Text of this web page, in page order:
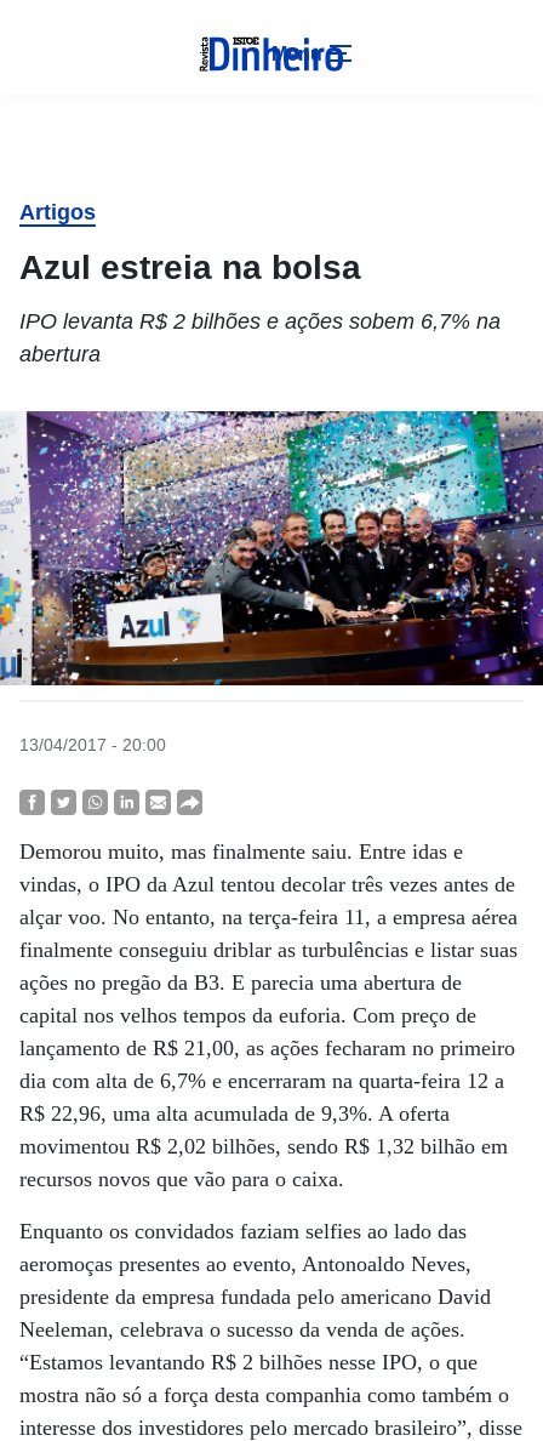
Menu
Artigos
Azul estreia na bolsa
IPO levanta R$ 2 bilhões e ações sobem 6,7% na
abertura
13/04/2017 - 20:00
Demorou muito, mas finalmente saiu. Entre idas e
vindas, o IPO da Azul tentou decolar três vezes antes de
alçar voo. No entanto, na terça-feira 11, a empresa aérea
finalmente conseguiu driblar as turbulências e listar suas
ações no pregão da B3. E parecia uma abertura de
capital nos velhos tempos da euforia. Com preço de
lançamento de R$ 21,00, as ações fecharam no primeiro
dia com alta de 6,7% e encerraram na quarta-feira 12 a
R$ 22,96, uma alta acumulada de 9,3%. A oferta
movimentou R$ 2,02 bilhões, sendo R$ 1,32 bilhão em
recursos novos que vão para o caixa.
Enquanto os convidados faziam selfies ao lado das
aeromoças presentes ao evento, Antonoaldo Neves,
presidente da empresa fundada pelo americano David
Neeleman, celebrava o sucesso da venda de ações.
“Estamos levantando R$ 2 bilhões nesse IPO, o que
mostra não só a força desta companhia como também o
interesse dos investidores pelo mercado brasileiro”, disse